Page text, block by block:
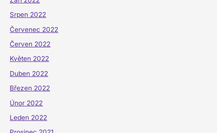
Srpen 2022
Červenec 2022
Červen 2022
Květen 2022
Duben 2022
Březen 2022
Únor 2022
Leden 2022